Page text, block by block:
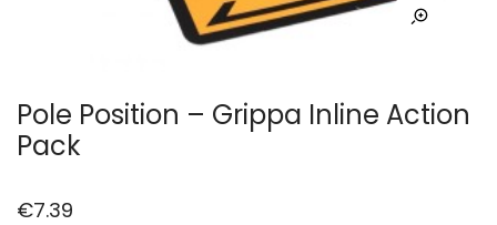
Pole Position – Grippa Inline Action
Pack
€7.39